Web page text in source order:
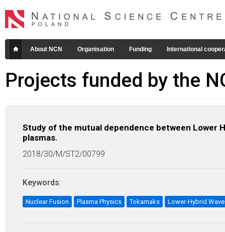
About NCN Organisation Funding International
Projects funded by the
Study of the mutual dependence between Lower
plasmas.
2018/30/M/ST2/00799
Keywords:
Nuclear Fusion Plasma Physics Tokamaks Lower-Hybrid Wave